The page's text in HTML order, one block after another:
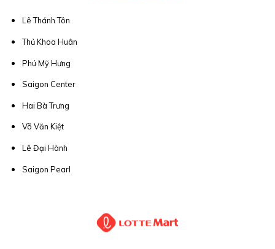
Lê Thánh Tôn
Thủ Khoa Huân
Phú Mỹ Hưng
Saigon Center
Hai Bà Trưng
Võ Văn Kiệt
Lê Đại Hành
Saigon Pearl